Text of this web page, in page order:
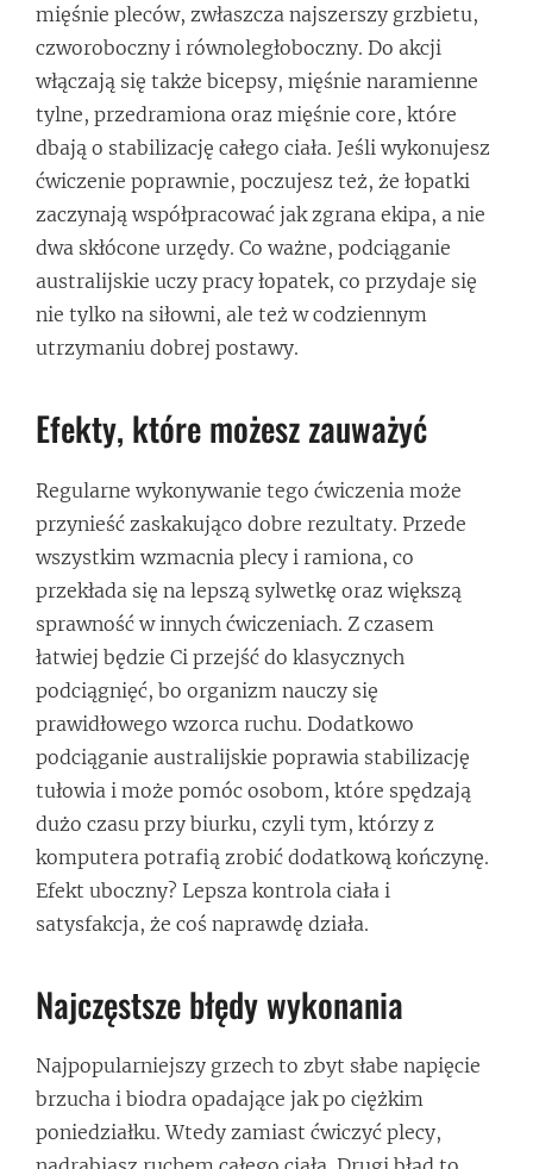
mięśnie pleców, zwłaszcza najszerszy grzbietu,
czworoboczny i równoległoboczny. Do akcji
włączają się także bicepsy, mięśnie naramienne
tylne, przedramiona oraz mięśnie core, które
dbają o stabilizację całego ciała. Jeśli wykonujesz
ćwiczenie poprawnie, poczujesz też, że łopatki
zaczynają współpracować jak zgrana ekipa, a nie
dwa skłócone urzędy. Co ważne, podciąganie
australijskie uczy pracy łopatek, co przydaje się
nie tylko na siłowni, ale też w codziennym
utrzymaniu dobrej postawy.
Efekty, które możesz zauważyć
Regularne wykonywanie tego ćwiczenia może
przynieść zaskakująco dobre rezultaty. Przede
wszystkim wzmacnia plecy i ramiona, co
przekłada się na lepszą sylwetkę oraz większą
sprawność w innych ćwiczeniach. Z czasem
łatwiej będzie Ci przejść do klasycznych
podciągnięć, bo organizm nauczy się
prawidłowego wzorca ruchu. Dodatkowo
podciąganie australijskie poprawia stabilizację
tułowia i może pomóc osobom, które spędzają
dużo czasu przy biurku, czyli tym, którzy z
komputera potrafią zrobić dodatkową kończynę.
Efekt uboczny? Lepsza kontrola ciała i
satysfakcja, że coś naprawdę działa.
Najczęstsze błędy wykonania
Najpopularniejszy grzech to zbyt słabe napięcie
brzucha i biodra opadające jak po ciężkim
poniedziałku. Wtedy zamiast ćwiczyć plecy,